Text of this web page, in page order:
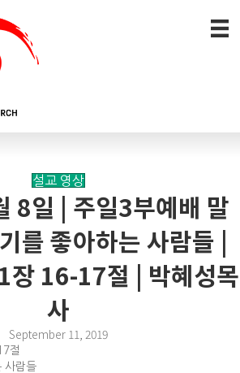
설교 영상
8일 | 주일3부예배 말
를 좋아하는 사람들 |
장 16-17절 | 박혜성목
사
September 11, 2019
절
사람들